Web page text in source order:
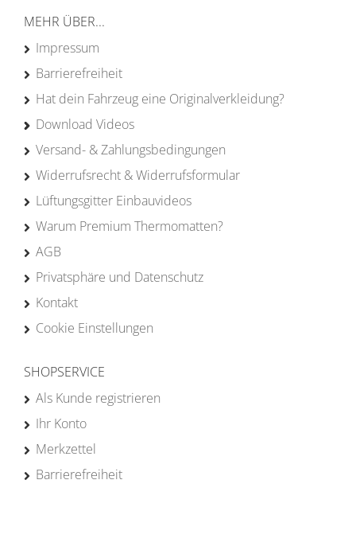
MEHR ÜBER...
Impressum
Barrierefreiheit
Hat dein Fahrzeug eine Originalverkleidung?
Download Videos
Versand- & Zahlungsbedingungen
Widerrufsrecht & Widerrufsformular
Lüftungsgitter Einbauvideos
Warum Premium Thermomatten?
AGB
Privatsphäre und Datenschutz
Kontakt
Cookie Einstellungen
SHOPSERVICE
Als Kunde registrieren
Ihr Konto
Merkzettel
Barrierefreiheit